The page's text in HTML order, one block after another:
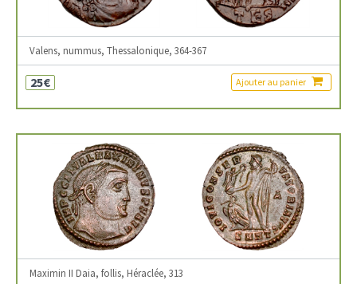
Valens, nummus, Thessalonique, 364-367
25€ Ajouter au panier
Maximin II Daia, follis, Héraclée, 313